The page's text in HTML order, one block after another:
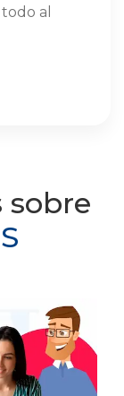
al
sobre